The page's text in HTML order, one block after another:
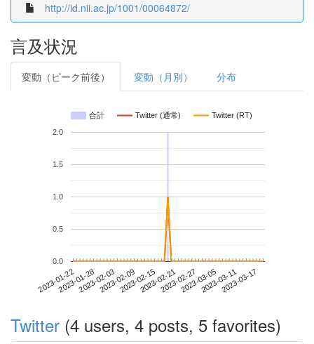
http://id.nii.ac.jp/1001/00064872/
言及状況
変動（ピーク前後） 変動（月別） 分布
合計 Twitter (通常) Twitter (RT)
2023-01-222023-01-282023-02-032023-02-092023-02-152023-02-212023-02-272023-03-052023-03-112023-03-17
0.0
0.5
1.0
1.5
2.0
Twitter (4 users, 4 posts, 5 favorites)